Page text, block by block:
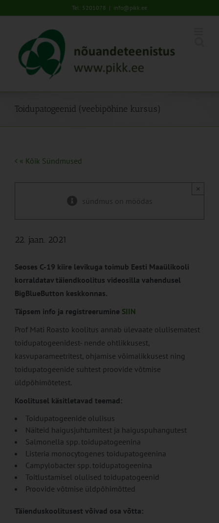
to
Tel: 5201078 | info@pikk.ee
Toidupatogeenid (veebipõhine kursus)
« Kõik Sündmused
sündmus on möödas
×
22. jaan. 2021
Seoses C-19 kiire levikuga toimub Eesti Maaülikooli
korraldatav täiendkoolitus videosilla vahendusel
BigBlueButton keskkonnas.
Täpsem info ja registreerumine SIIN
Prof Mati Roasto koolitus annab ülevaate olulisematest
toidupatogeenidest- nende ohtlikkusest,
kasvuparameetritest, ohjamise võimalikkusest ning
toidupatogeenide suhtest proovide võtmise
üldpõhimõtetest.
Koolitusel käsitletavad teemad:
Toidupatogeenide olulisus
Näiteid haigusjuhtumitest ja haiguspuhangutest
Salmonella spp. toidupatogeenina
Listeria monocytogenes toidupatogeenina
Campylobacter spp. toidupatogeenina
Toitlustamisel olulised toidupatogeenid
Proovide võtmise üldpõhimõtted
Täienduskoolitusest võivad osa võtta: